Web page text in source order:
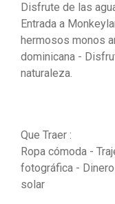
Disfrute de las
Entrada a
hermosos monos
dominicana -
naturaleza.
Que Traer :
Ropa cómoda -
fotográfica -
solar